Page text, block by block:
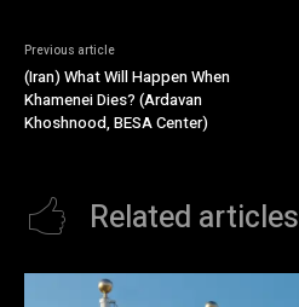
Previous article
(Iran) What Will Happen When
Khamenei Dies? (Ardavan
Khoshnood, BESA Center)
Related articles